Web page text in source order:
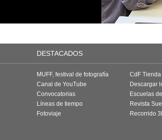
DESTACADOS
MUFF, festival de fotografía
Canal de YouTube
Convocatorias
Líneas de tiempo
Fotoviaje
CdF Tienda
Descargar
Escuelas
Revista
Recorrido